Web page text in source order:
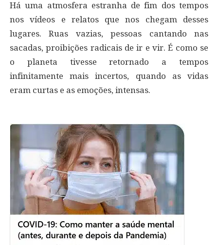
Há uma atmosfera estranha de fim dos tempos
nos vídeos e relatos que nos chegam desses
lugares. Ruas vazias, pessoas cantando nas
sacadas, proibições radicais de ir e vir. É como se
o planeta tivesse retornado a tempos
infinitamente mais incertos, quando as vidas
eram curtas e as emoções, intensas.